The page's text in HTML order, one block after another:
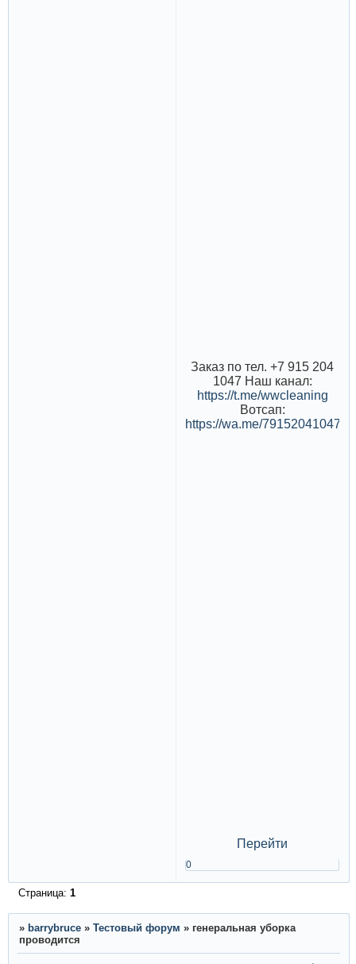
Заказ по тел. +7 915 204
1047 Наш канал:
https://t.me/wwcleaning
Вотсап:
https://wa.me/79152041047
Перейти
0
Страница: 1
» barrybruce » Тестовый форум » генеральная уборка
проводится